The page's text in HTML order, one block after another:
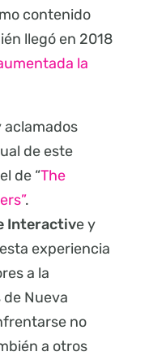
contenido
llegó en 2018
la
aclamados
de este
de “The
.
Interactive y
experiencia
a la
Nueva
no
a otros